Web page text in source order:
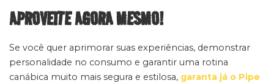
APROVEITE AGORA MESMO!
Se você quer aprimorar suas experiências, demonstrar
personalidade no consumo e garantir uma rotina
canábica muito mais segura e estilosa, garanta já o Pipe